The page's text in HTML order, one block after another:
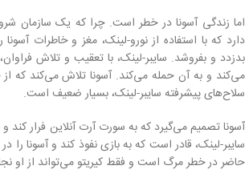
اما زندگی آسونا در خطر است. چرا که یک سازمان
دارد که با استفاده از نورو-لینک، مغز و خاطرات
بدزدد و بفروشد. سایبر-لینک، با تعقیب و تلاش
می‌کند و به آن حمله می‌کند. آسونا تلاش می‌کند که از
سلاح‌های پیشرفته سایبر-لینک، بسیار ضعیف است.
آسونا تصمیم می‌گیرد که به سورت آرت آنلاین فرار کند
سایبر-لینک، قادر است که به بازی نفوذ کند و آسونا را
حاضر در خطر مرگ است و فقط کیریتو می‌تواند از او